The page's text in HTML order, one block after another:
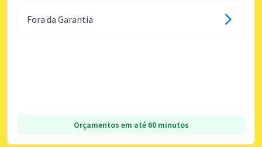
Fora da Garantia
Orçamentos em até 60 minutos